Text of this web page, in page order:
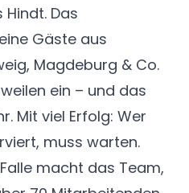
Das
Gäste aus
Magdeburg & Co.
ein – und das
Mit viel Erfolg: Wer
muss warten.
macht das Team,